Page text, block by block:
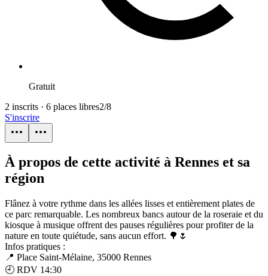
Gratuit
2 inscrits · 6 places libres2/8
S'inscrire
À propos de cette activité à Rennes et sa
région
Flânez à votre rythme dans les allées lisses et entièrement plates de
ce parc remarquable. Les nombreux bancs autour de la roseraie et du
kiosque à musique offrent des pauses régulières pour profiter de la
nature en toute quiétude, sans aucun effort. 🌳🌷
Infos pratiques :
📍 Place Saint-Mélaine, 35000 Rennes
🕘 RDV 14:30